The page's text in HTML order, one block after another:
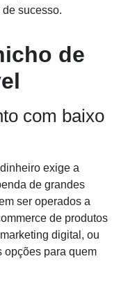
sucesso.
de
com baixo
exige a
de grandes
ser operados a
de produtos
digital, ou
opções para quem